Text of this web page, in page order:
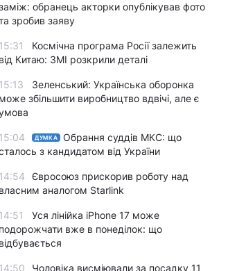
обранець акторки опублікував фото
зробив заяву
15:31
Космічна програма Росії залежить
від Китаю: ЗМІ розкрили деталі
15:13
Зеленський: Українська оборонка
може збільшити виробництво вдвічі, але є
15:04 ДУМКА
Обрання суддів МКС: що
з кандидатом від України
14:54
Євросоюз прискорив роботу над
власним аналогом Starlink
14:51
Уся лінійка iPhone 17 може
подорожчати вже в понеділок: що
відбувається
14:50 Чоловіка висміювали за посадку 11